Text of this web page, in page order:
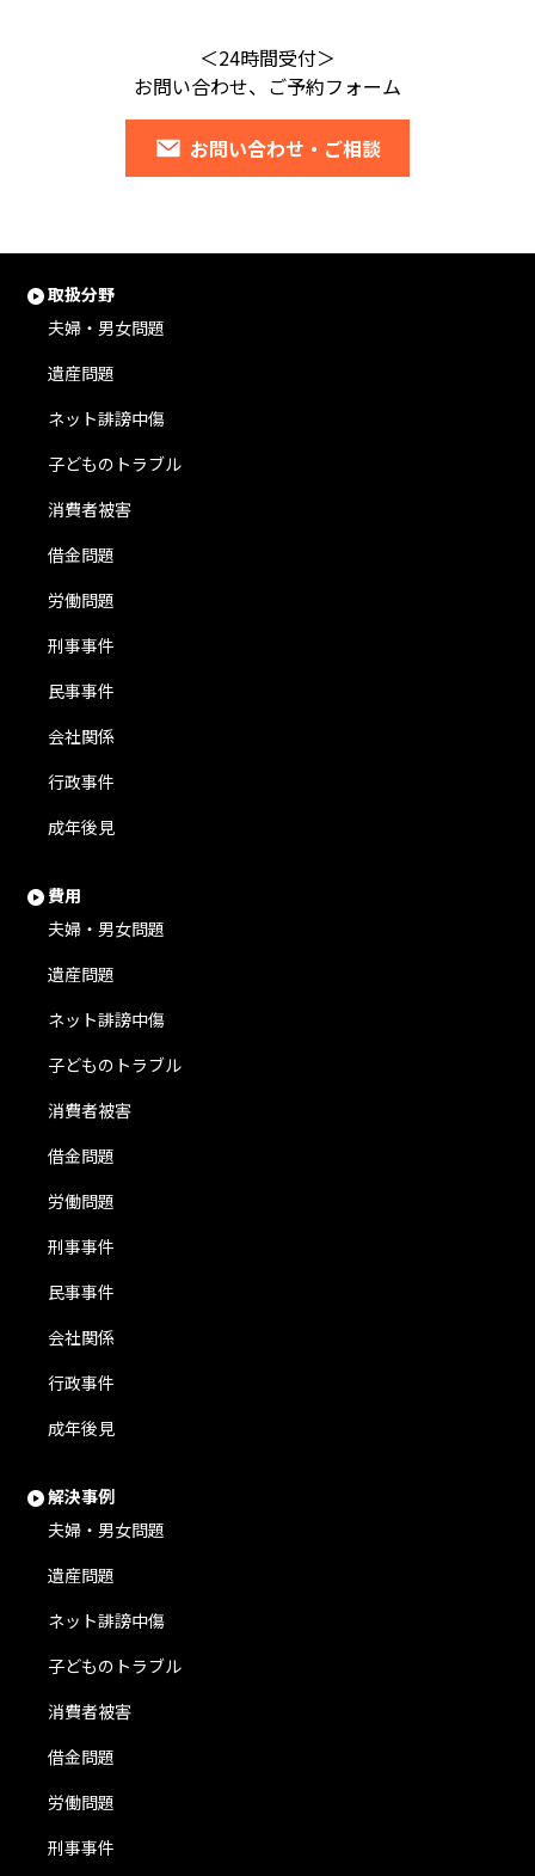
＜24時間受付＞
お問い合わせ、ご予約フォーム
お問い合わせ・ご相談
取扱分野
夫婦・男女問題
遺産問題
ネット誹謗中傷
子どものトラブル
消費者被害
借金問題
労働問題
刑事事件
民事事件
会社関係
行政事件
成年後見
費用
夫婦・男女問題
遺産問題
ネット誹謗中傷
子どものトラブル
消費者被害
借金問題
労働問題
刑事事件
民事事件
会社関係
行政事件
成年後見
解決事例
夫婦・男女問題
遺産問題
ネット誹謗中傷
子どものトラブル
消費者被害
借金問題
労働問題
刑事事件